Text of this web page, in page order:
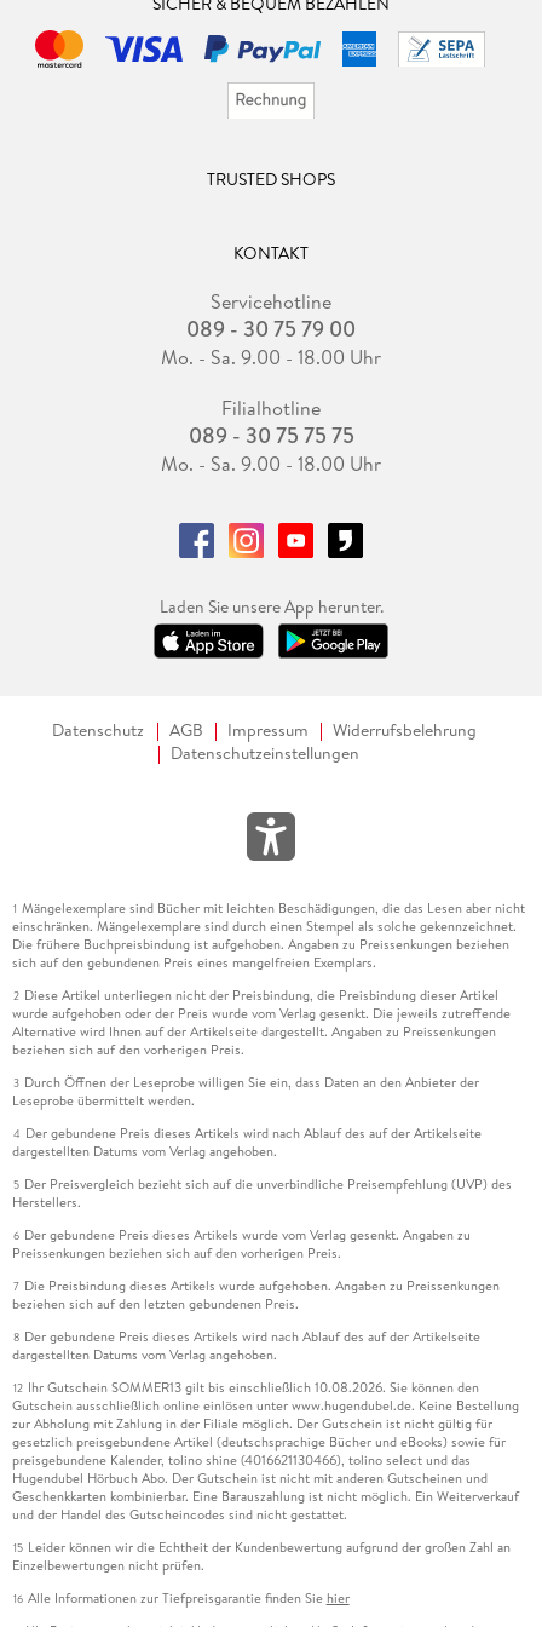
ein klein wenig besser aus. Nun kommen aber ihre zwei
größeren Brüder zurück, die einige Monate unterwegs waren.
Sie hatten kein Glück. Nun müssen auch sie wieder
mitversorgt werden. Adelheit ist verzweifelt.
TRUSTED SHOPS
KONTAKT
Servicehotline
089 - 30 75 79 00
Mo. - Sa. 9.00 - 18.00 Uhr
Filialhotline
089 - 30 75 75 75
Mo. - Sa. 9.00 - 18.00 Uhr
Laden Sie unsere App herunter.
Datenschutz AGB Impressum
Widerrufsbelehrung
Datenschutzeinstellungen
1 Mängelexemplare sind Bücher mit leichten Beschädigungen, die das Lesen aber nicht
einschränken. Mängelexemplare sind durch einen Stempel als solche gekennzeichnet.
Die frühere Buchpreisbindung ist aufgehoben. Angaben zu Preissenkungen beziehen
sich auf den gebundenen Preis eines mangelfreien Exemplars.
2 Diese Artikel unterliegen nicht der Preisbindung, die Preisbindung dieser Artikel
wurde aufgehoben oder der Preis wurde vom Verlag gesenkt. Die jeweils zutreffende
Alternative wird Ihnen auf der Artikelseite dargestellt. Angaben zu Preissenkungen
beziehen sich auf den vorherigen Preis.
3 Durch Öffnen der Leseprobe willigen Sie ein, dass Daten an den Anbieter der
Leseprobe übermittelt werden.
4 Der gebundene Preis dieses Artikels wird nach Ablauf des auf der Artikelseite
dargestellten Datums vom Verlag angehoben.
5 Der Preisvergleich bezieht sich auf die unverbindliche Preisempfehlung (UVP) des
Herstellers.
6 Der gebundene Preis dieses Artikels wurde vom Verlag gesenkt. Angaben zu
Preissenkungen beziehen sich auf den vorherigen Preis.
7 Die Preisbindung dieses Artikels wurde aufgehoben. Angaben zu Preissenkungen
beziehen sich auf den letzten gebundenen Preis.
8 Der gebundene Preis dieses Artikels wird nach Ablauf des auf der Artikelseite
dargestellten Datums vom Verlag angehoben.
12 Ihr Gutschein SOMMER13 gilt bis einschließlich 10.08.2026. Sie können den
Gutschein ausschließlich online einlösen unter www.hugendubel.de. Keine Bestellung
zur Abholung mit Zahlung in der Filiale möglich. Der Gutschein ist nicht gültig für
gesetzlich preisgebundene Artikel (deutschsprachige Bücher und eBooks) sowie für
preisgebundene Kalender, tolino shine (4016621130466), tolino select und das
Hugendubel Hörbuch Abo. Der Gutschein ist nicht mit anderen Gutscheinen und
Geschenkkarten kombinierbar. Eine Barauszahlung ist nicht möglich. Ein Weiterverkauf
und der Handel des Gutscheincodes sind nicht gestattet.
15 Leider können wir die Echtheit der Kundenbewertung aufgrund der großen Zahl an
Einzelbewertungen nicht prüfen.
16 Alle Informationen zur Tiefpreisgarantie finden Sie hier